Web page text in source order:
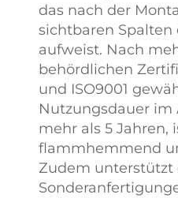
das nach der
sichtbaren Spalten
aufweist. Nach
behördlichen
und ISO9001
Nutzungsdauer im
mehr als 5 Jahren,
flammhemmend
Zudem unterstützt